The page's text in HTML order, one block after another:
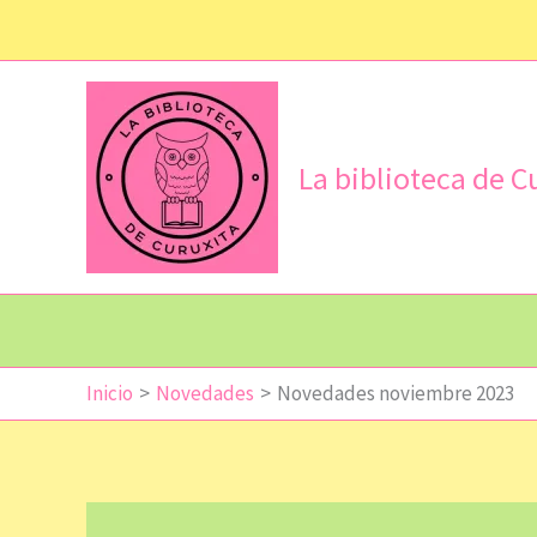
contenido
La biblioteca de
Inicio Novedades Novedades noviembre 2023